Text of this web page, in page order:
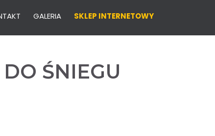
GALERIA SKLEP INTERNETOWY
ŚNIEGU